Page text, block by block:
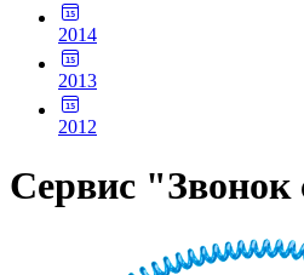
2014
2013
2012
Сервис "Звонок